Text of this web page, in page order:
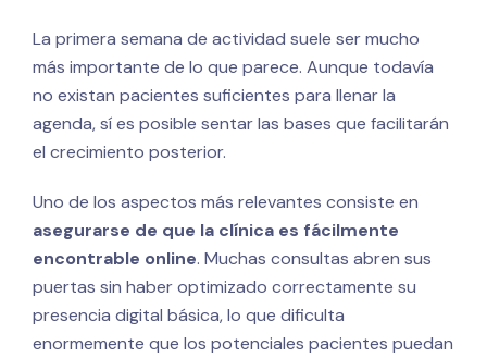
La primera semana de actividad suele ser mucho
más importante de lo que parece. Aunque todavía
no existan pacientes suficientes para llenar la
agenda, sí es posible sentar las bases que facilitarán
el crecimiento posterior.
Uno de los aspectos más relevantes consiste en
asegurarse de que la clínica es fácilmente
encontrable online. Muchas consultas abren sus
puertas sin haber optimizado correctamente su
presencia digital básica, lo que dificulta
enormemente que los potenciales pacientes puedan